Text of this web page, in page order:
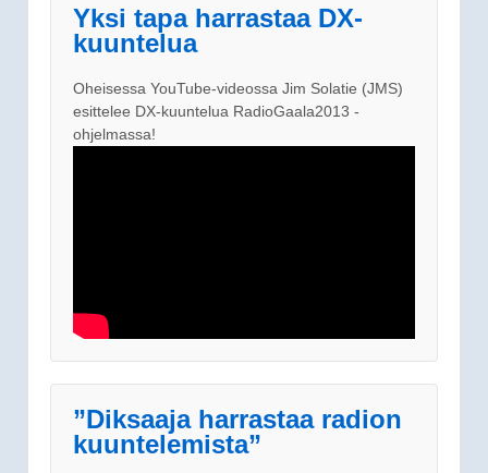
Yksi tapa harrastaa DX-
kuuntelua
Oheisessa YouTube-videossa Jim Solatie (JMS)
esittelee DX-kuuntelua RadioGaala2013 -
ohjelmassa!
”Diksaaja harrastaa radion
kuuntelemista”